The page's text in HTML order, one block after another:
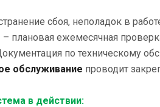
сбоя, неполадок в
– плановая ежемесячная
по техническому
обслуживание проводит
в действии: